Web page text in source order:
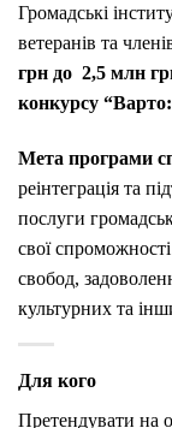
Громадські
ветеранів та
грн до 2,5 млн
конкурсу
Мета програми
реінтеграція та
послуги
свої
свобод,
культурних та
Для кого
Претендувати на